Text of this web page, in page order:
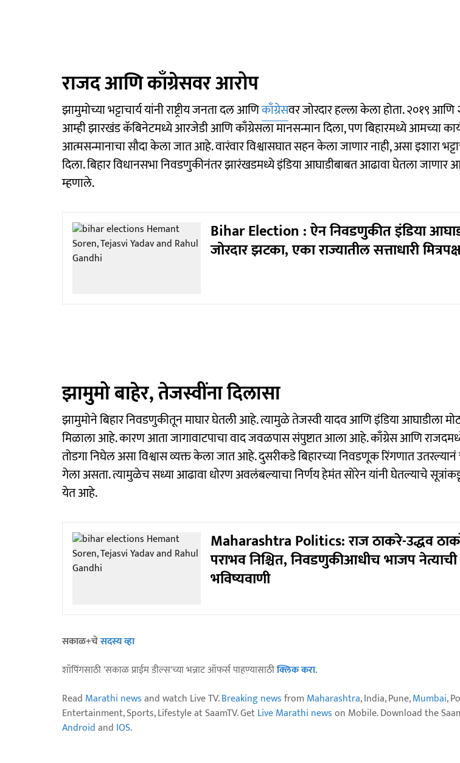
राजद आणि काँग्रेसवर आरोप
झामुमोच्या भट्टाचार्य यांनी राष्ट्रीय जनता दल आणिकाँग्रेसवर जोरदार हल्ला केला होता. २०१९
आम्ही झारखंड कॅबिनेटमध्ये आरजेडी आणि काँग्रेसला मानसन्मान दिला, पण बिहारमध्ये आमच्या
आत्मसन्मानाचा सौदा केला जात आहे. वारंवार विश्वासघात सहन केला जाणार नाही, असा इशारा
दिला. बिहार विधानसभा निवडणुकीनंतर झारंखडमध्ये इंडिया आघाडीबाबत आढावा घेतला जाणार
म्हणाले.
Bihar Election : ऐन निवडणुकीत इंडिया
जोरदार झटका, एका राज्यातील सत्ताधारी
झामुमो बाहेर, तेजस्वींना दिलासा
झामुमोने बिहार निवडणुकीतून माघार घेतली आहे. त्यामुळे तेजस्वी यादव आणि इंडिया आघाडीला
मिळाला आहे. कारण आता जागावाटपाचा वाद जवळपास संपुष्टात आला आहे. काँग्रेस आणि
तोडगा निघेल असा विश्वास व्यक्त केला जात आहे. दुसरीकडे बिहारच्या निवडणूक रिंगणात
गेला असता. त्यामुळेच सध्या आढावा धोरण अवलंबल्याचा निर्णय हेमंत सोरेन यांनी घेतल्याचे
येत आहे.
Maharashtra Politics: राज ठाकरे-उद्धव
पराभव निश्चित, निवडणुकीआधीच भाजप नेत्याची
भविष्यवाणी
सकाळ+चेसदस्य व्हा
शॉपिंगसाठी 'सकाळ प्राईम डील्स'च्या भन्नाट ऑफर्स पाहण्यासाठीक्लिक करा.
Read Marathi newsand watch Live TV.Breaking newsfrom Maharashtra, India, Pune,Mumbai,
Entertainment, Sports, Lifestyle at SaamTV. GetLive Marathi newson Mobile. Download the
Androidand IOS.